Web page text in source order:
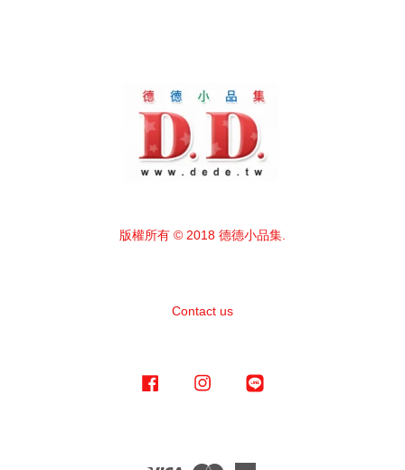
版權所有 © 2018 德德小品集.
Contact us
Facebook Instagram